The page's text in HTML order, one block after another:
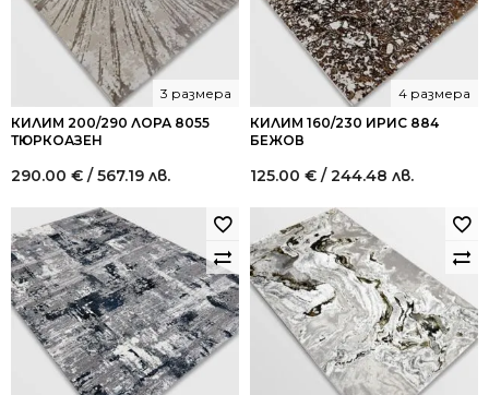
КИЛИМ 200/290 ЛОРА 8055
ТЮРКОАЗЕН
3 размера
290.00 € / 567.19 лв.
КИЛИМ 160/230 ИРИС 884
БЕЖОВ
4 размера
125.00 € / 244.48 лв.